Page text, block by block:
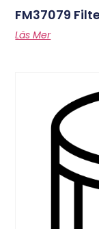
FM37079
Läs Mer